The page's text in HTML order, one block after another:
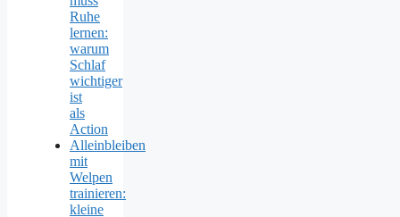
Ruhe
lernen:
warum
Schlaf
wichtiger
ist
als
Action
Alleinbleiben
mit
Welpen
trainieren:
kleine